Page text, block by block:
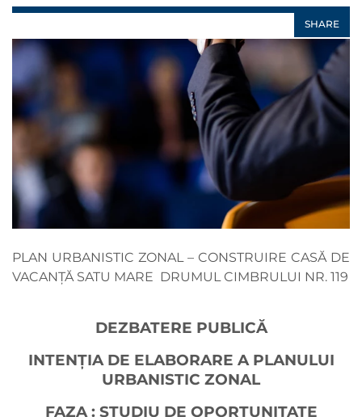
SHARE
PLAN URBANISTIC ZONAL – CONSTRUIRE CASĂ DE
VACANȚĂ SATU MARE DRUMUL CIMBRULUI NR. 119
DEZBATERE PUBLICĂ
INTENŢIA DE ELABORARE A PLANULUI
URBANISTIC ZONAL
FAZA : STUDIU DE OPORTUNITATE